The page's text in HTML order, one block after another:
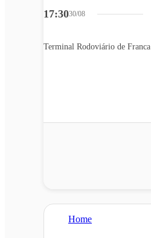
17:3030/08
Terminal Rodoviário de Franca
Home